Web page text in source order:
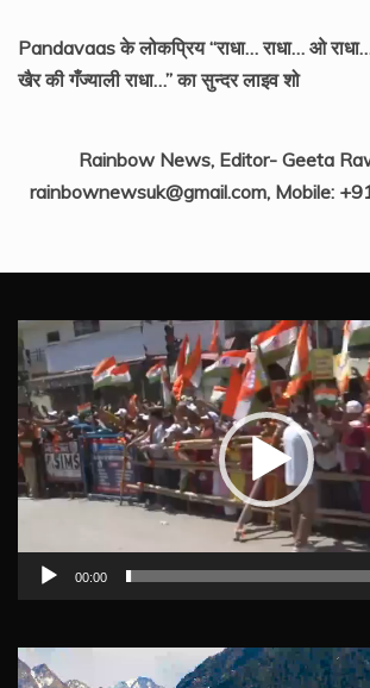
Pandavaas के लोकप्रिय “राधा… राधा… ओ
खैर की गँज्याली राधा…” का सुन्दर लाइव शो
Rainbow News, Editor- Geeta
rainbownewsuk@gmail.com, Mobile:
Video
Player
00:00
Video